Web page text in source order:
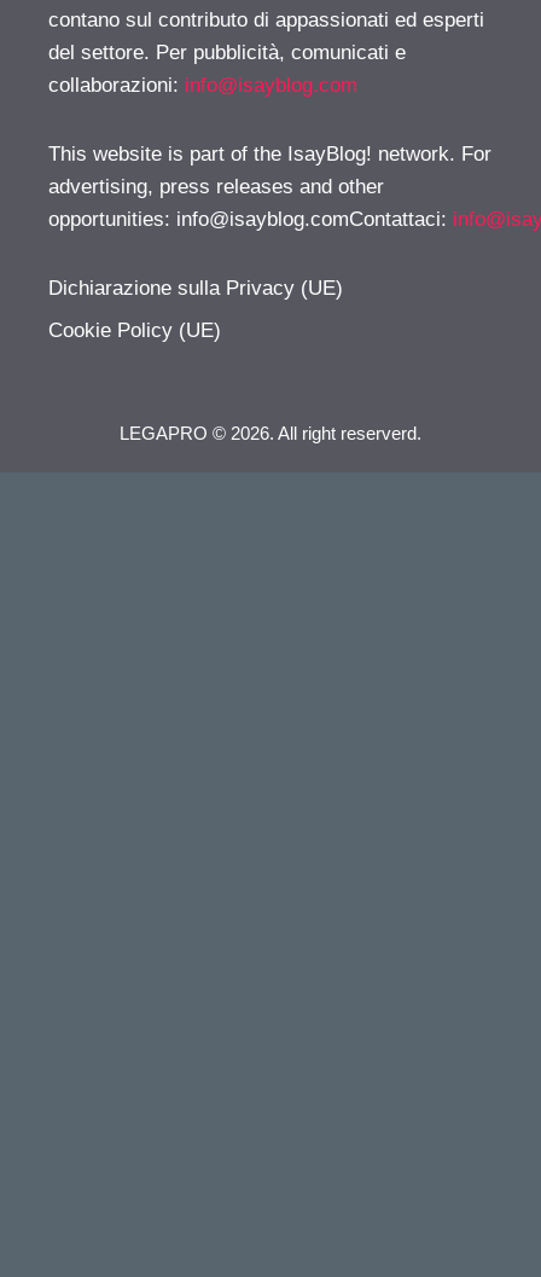
contano sul contributo di appassionati ed esperti
del settore. Per pubblicità, comunicati e
collaborazioni: info@isayblog.com
This website is part of the IsayBlog! network. For
advertising, press releases and other
opportunities: info@isayblog.comContattaci:
Dichiarazione sulla Privacy (UE)
Cookie Policy (UE)
LEGAPRO © 2026. All right reserverd.